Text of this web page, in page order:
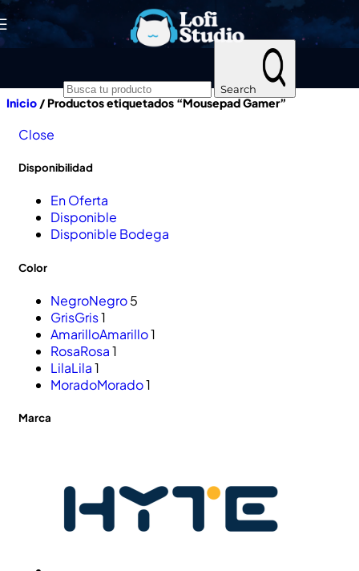
Skip to navigation Skip to main content
Search
Inicio / Productos etiquetados “Mousepad Gamer”
Close
Disponibilidad
En Oferta
Disponible
Disponible Bodega
Color
NegroNegro5
GrisGris1
AmarilloAmarillo1
RosaRosa1
LilaLila1
MoradoMorado1
Marca